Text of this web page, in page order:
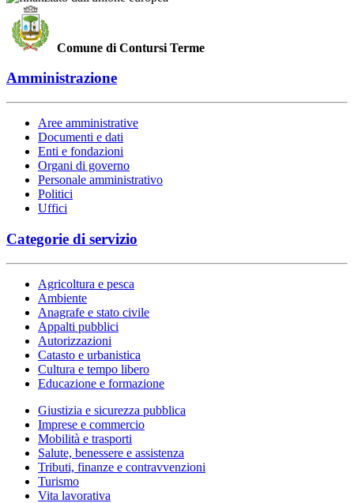
Comune di Contursi Terme
Amministrazione
Aree amministrative
Documenti e dati
Enti e fondazioni
Organi di governo
Personale amministrativo
Politici
Uffici
Categorie di servizio
Agricoltura e pesca
Ambiente
Anagrafe e stato civile
Appalti pubblici
Autorizzazioni
Catasto e urbanistica
Cultura e tempo libero
Educazione e formazione
Giustizia e sicurezza pubblica
Imprese e commercio
Mobilità e trasporti
Salute, benessere e assistenza
Tributi, finanze e contravvenzioni
Turismo
Vita lavorativa